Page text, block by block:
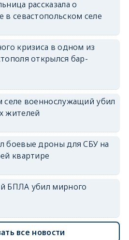
рассказала о
в севастопольском селе
кризиса в одном из
открылся бар-
селе военнослужащий убил
жителей
боевые дроны для СБУ на
квартире
БПЛА убил мирного
все новости